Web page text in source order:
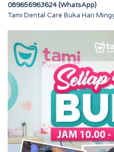
089656963624 (WhatsApp)
Tami Dental Care Buka Hari